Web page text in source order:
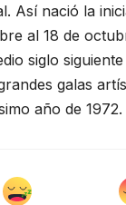
Así nació la
al 18 de
siglo
galas
año de 1972.